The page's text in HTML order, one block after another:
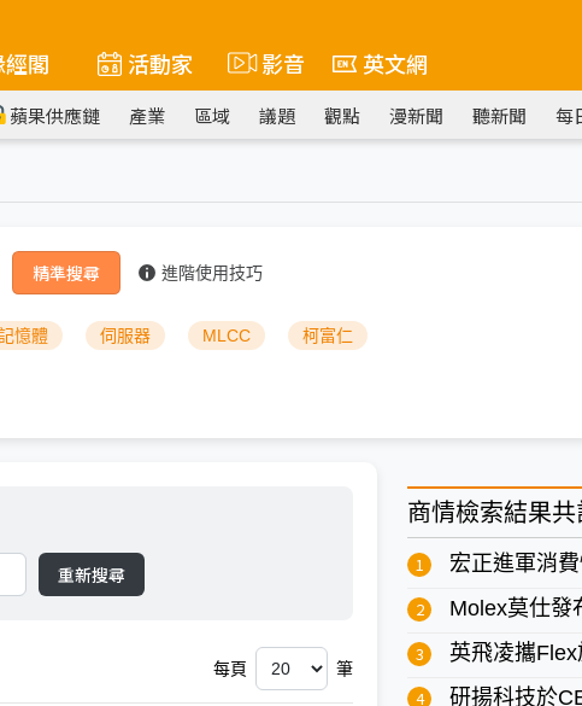
經閣 活動家 影音 英文網
蘋果供應鏈 產業 區域 議題 觀點 漫新聞 聽新聞 每
精準搜尋 進階使用技巧
憶體 伺服器 MLCC 柯富仁
重新搜尋
每頁 筆
商情檢索結果共
宏正進軍消費性電
Molex莫仕發布
英飛凌攜Flex於CES
研揚科技於CES發表